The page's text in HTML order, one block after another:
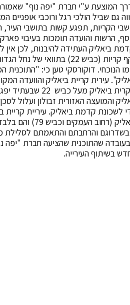
המוצעת ע"י חברת "יפה נוף"
הקריות, תפגע קשות בתושבי
הרשות והועדה תומכות בעיבוי
ביאליק העתידה להיבנות, לכן אין
בעבר החלופה להקמת כביש עוקף
הנוכחי. דוקורסקי טען כי:
עירית קריית ביאליק והוועדה
"דרך התעלה" בקרית אתא
והמועצה האזורית זבולון ועלול
לשכונת קדמת ביאליק. עיריית קריית
הרוחב החוצים כיום את
בשדרוגם והרחבתם והתאמתם לסלילת
שהתוכנית שהציעה חברת "יפה
בשיתוף העירייה.